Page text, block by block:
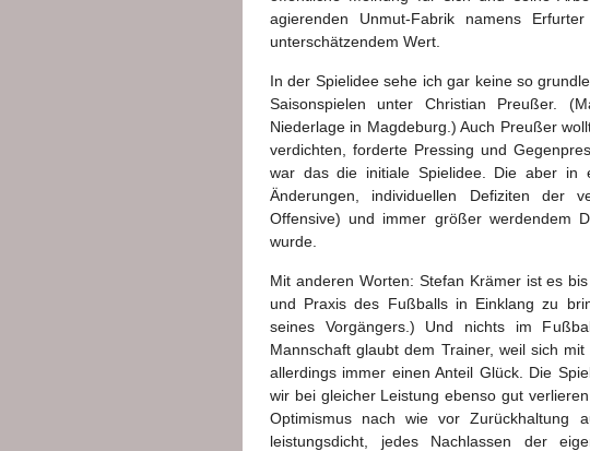
agierenden Unmut-Fabrik namens
unterschätzendem Wert.
In der Spielidee sehe ich gar keine so
Saisonspielen unter Christian Preußer.
Niederlage in Magdeburg.) Auch Preußer
verdichten, forderte Pressing und
war das die initiale Spielidee. Die aber in
Änderungen, individuellen Defiziten der
Offensive) und immer größer werdendem
wurde.
Mit anderen Worten: Stefan Krämer ist es
und Praxis des Fußballs in Einklang zu
seines Vorgängers.) Und nichts im
Mannschaft glaubt dem Trainer, weil sich
allerdings immer einen Anteil Glück. Die
wir bei gleicher Leistung ebenso gut
Optimismus nach wie vor Zurückhaltung
leistungsdicht, jedes Nachlassen der